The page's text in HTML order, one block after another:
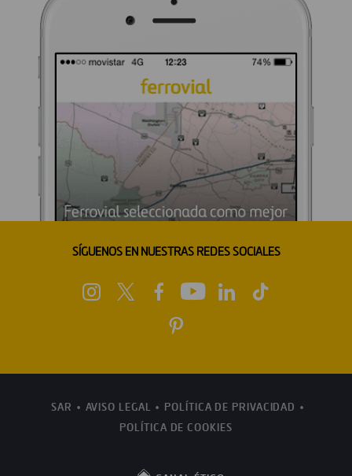
SÍGUENOS EN NUESTRAS REDES SOCIALES
SAR AVISO LEGAL
POLÍTICA DE PRIVACIDAD
POLÍTICA DE COOKIES